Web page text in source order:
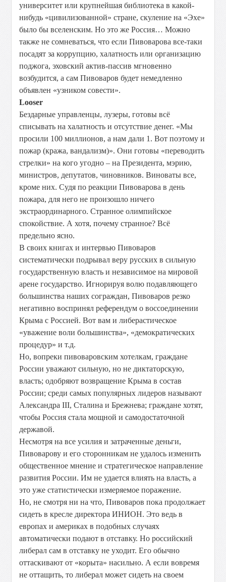
университет или крупнейшая библиотека в какой-
нибудь «цивилизованной» стране, скуление на «Эхе»
было бы вселенским. Но это же Россия… Можно
также не сомневаться, что если Пивоварова все-таки
посадят за коррупцию, халатность или организацию
поджога, эховский актив-пассив мгновенно
возбудится, а сам Пивоваров будет немедленно
объявлен «узником совести».
Looser
Бездарные управленцы, лузеры, готовы всё
списывать на халатность и отсутствие денег. «Мы
просили 100 миллионов, а нам дали 1. Вот поэтому и
пожар (кража, вандализм)». Они готовы «переводить
стрелки» на кого угодно – на Президента, мэрию,
министров, депутатов, чиновников. Виноваты все,
кроме них. Судя по реакции Пивоварова в день
пожара, для него не произошло ничего
экстраординарного. Странное олимпийское
спокойствие. А хотя, почему странное? Всё
предельно ясно.
В своих книгах и интервью Пивоваров
систематически подрывал веру русских в сильную
государственную власть и независимое на мировой
арене государство. Игнорируя волю подавляющего
большинства наших сограждан, Пивоваров резко
негативно воспринял референдум о воссоединении
Крыма с Россией. Вот вам и либерастическое
«уважение воли большинства», «демократических
процедур» и т.д.
Но, вопреки пивоваровским хотелкам, граждане
России уважают сильную, но не диктаторскую,
власть; одобряют возвращение Крыма в состав
России; среди самых популярных лидеров называют
Александра III, Сталина и Брежнева; граждане хотят,
чтобы Россия стала мощной и самодостаточной
державой.
Несмотря на все усилия и затраченные деньги,
Пивоварову и его сторонникам не удалось изменить
общественное мнение и стратегическое направление
развития России. Им не удается влиять на власть, а
это уже статистически измеряемое поражение.
Но, не смотря ни на что, Пивоваров пока продолжает
сидеть в кресле директора ИНИОН. Это ведь в
европах и америках в подобных случаях
автоматически подают в отставку. Но российский
либерал сам в отставку не уходит. Его обычно
оттаскивают от «корыта» насильно. А если вовремя
не оттащить, то либерал может сидеть на своем